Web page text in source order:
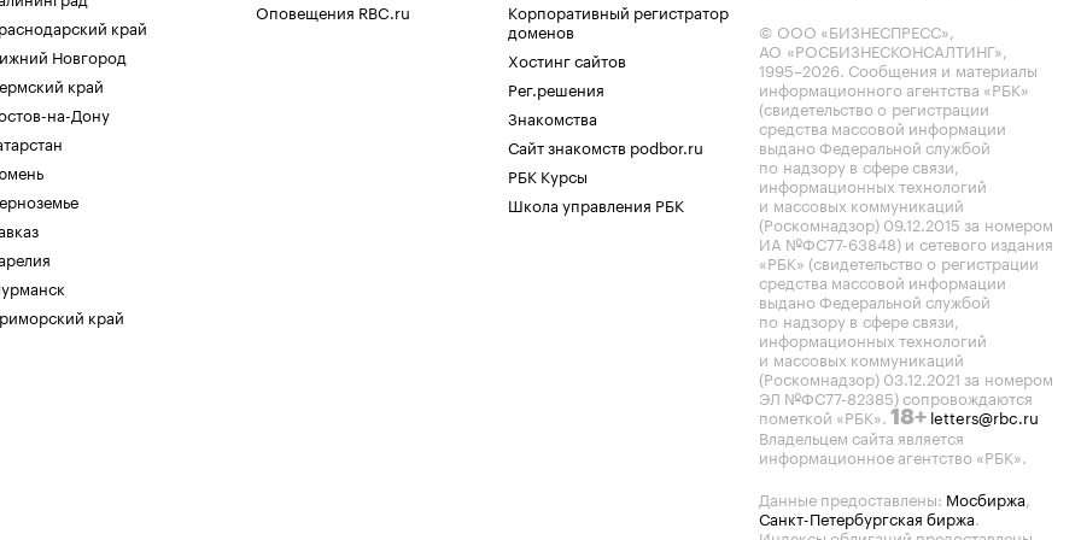
край
Новгород
край
на-Дону
край
Оповещения RBC.ru
Корпоративный регистратор
доменов
Хостинг сайтов
Рег.решения
Знакомства
Сайт знакомств podbor.ru
РБК Курсы
Школа управления РБК
© ООО «БИЗНЕСПРЕСС»,
АО «РОСБИЗНЕСКОНСАЛТИНГ»,
1995–2026. Сообщения и материалы
информационного агентства «РБК»
(свидетельство о регистрации
средства массовой информации
выдано Федеральной службой
по надзору в сфере связи,
информационных технологий
и массовых коммуникаций
(Роскомнадзор) 09.12.2015 за номером
ИА №ФС77-63848) и сетевого издания
«РБК» (свидетельство о регистрации
средства массовой информации
выдано Федеральной службой
по надзору в сфере связи,
информационных технологий
и массовых коммуникаций
(Роскомнадзор) 03.12.2021 за номером
ЭЛ №ФС77-82385) сопровождаются
пометкой «РБК». 18+ letters@rbc.ru
Владельцем сайта является
информационное агентство «РБК».
Данные предоставлены: Мосбиржа,
Санкт-Петербургская биржа.